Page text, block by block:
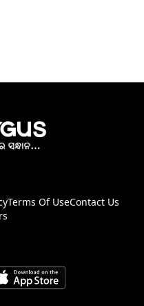
Terms Of UseContact Us